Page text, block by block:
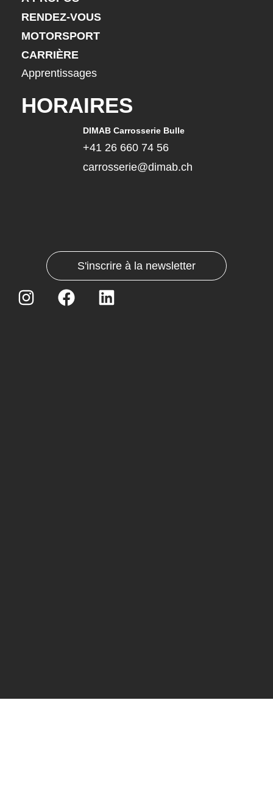
RENDEZ-VOUS
MOTORSPORT
CARRIÈRE
Apprentissages
HORAIRES
DIMAB Carrosserie Bulle
+41 26 660 74 56
carrosserie@dimab.ch
S'inscrire à la newsletter